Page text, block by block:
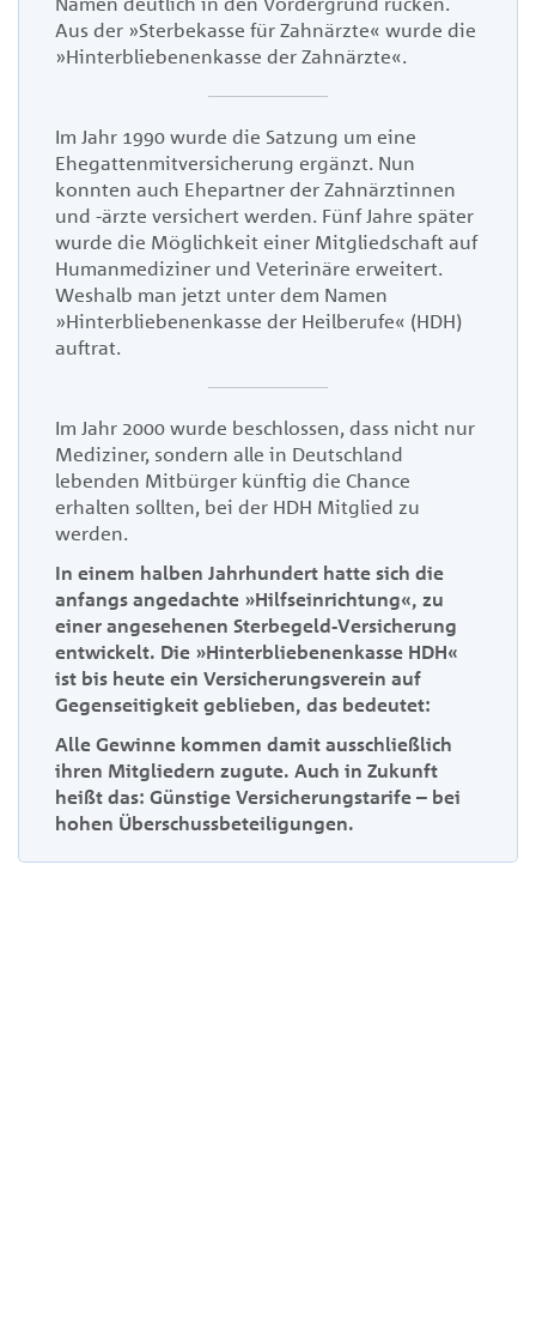
Aus der »Sterbekasse für Zahnärzte« wurde die
»Hinterbliebenenkasse der Zahnärzte«.
Im Jahr 1990 wurde die Satzung um eine
Ehegattenmitversicherung ergänzt. Nun
konnten auch Ehepartner der Zahnärztinnen
und -ärzte versichert werden. Fünf Jahre später
wurde die Möglichkeit einer Mitgliedschaft auf
Humanmediziner und Veterinäre erweitert.
Weshalb man jetzt unter dem Namen
»Hinterbliebenenkasse der Heilberufe« (HDH)
auftrat.
Im Jahr 2000 wurde beschlossen, dass nicht nur
Mediziner, sondern alle in Deutschland
lebenden Mitbürger künftig die Chance
erhalten sollten, bei der HDH Mitglied zu
werden.
In einem halben Jahrhundert hatte sich die
anfangs angedachte »Hilfseinrichtung«, zu
einer angesehenen Sterbegeld-Versicherung
entwickelt. Die »Hinterbliebenenkasse HDH«
ist bis heute ein Versicherungsverein auf
Gegenseitigkeit geblieben, das bedeutet:
Alle Gewinne kommen damit ausschließlich
ihren Mitgliedern zugute. Auch in Zukunft
heißt das: Günstige Versicherungstarife – bei
hohen Überschussbeteiligungen.